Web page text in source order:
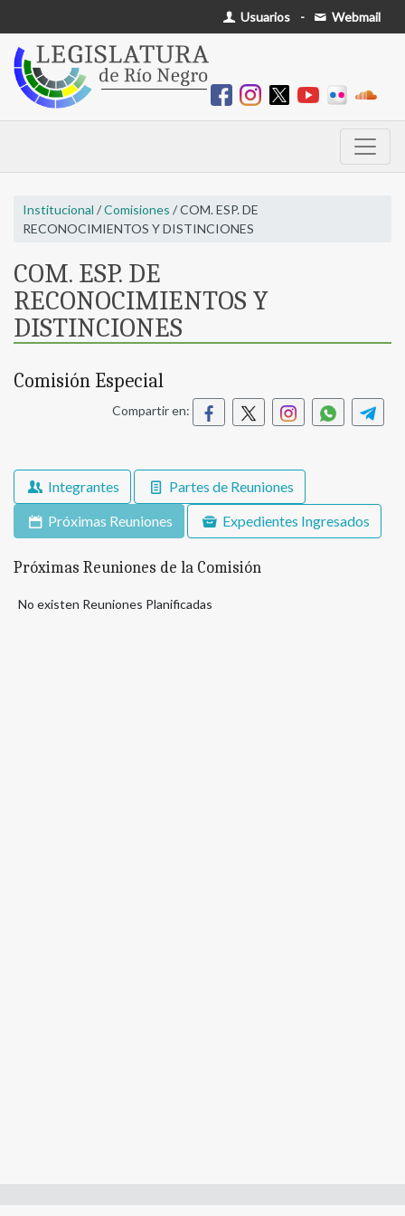
Usuarios - Webmail
Institucional /Comisiones / COM. ESP. DE
RECONOCIMIENTOS Y DISTINCIONES
COM. ESP. DE
RECONOCIMIENTOS Y
DISTINCIONES
Comisión Especial
Compartir en:
Integrantes
Partes de Reuniones
Próximas Reuniones
Expedientes Ingresados
Próximas Reuniones de la Comisión
No existen Reuniones Planificadas